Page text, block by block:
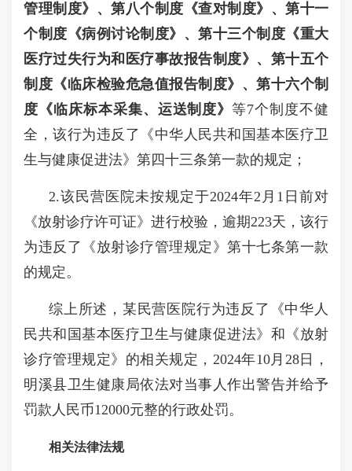
管理制度》、 第八个制度 《查对制度》、 第十一
个制度 《病例讨论制度》、 第十三个制度 《重大
医疗过失行为和医疗事故报告制度》、 第十五个
制度 《临床检验危急值报告制度》、 第十六个制
度 《临床标本采集、运送制度》等7个制度不健
全，该行为违反了《中华人民共和国基本医疗卫
生与健康促进法》第四十三条第一款的规定；
2.该民营医院未按规定于2024年2月1日前对
《放射诊疗许可证》进行校验，逾期223天，该行
为违反了《放射诊疗管理规定》第十七条第一款
的规定。
综上所述，某民营医院行为违反了《中华人
民共和国基本医疗卫生与健康促进法》和《放射
诊疗管理规定》的相关规定，2024年10月28日，
明溪县卫生健康局依法对当事人作出警告并给予
罚款人民币12000元整的行政处罚。
相关法律法规